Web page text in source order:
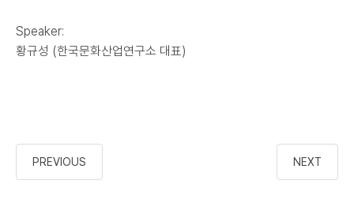
Speaker:
황규성 (한국문화산업연구소 대표)
PREVIOUS NEXT